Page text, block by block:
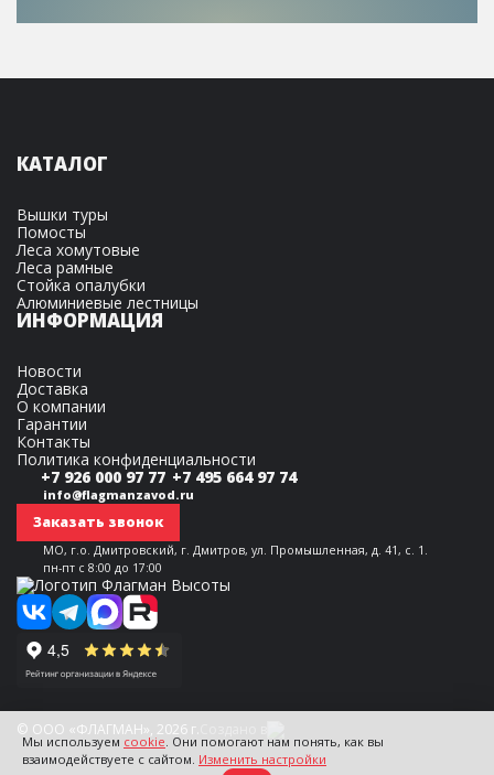
КАТАЛОГ
Вышки туры
Помосты
Леса хомутовые
Леса рамные
Стойка опалубки
Алюминиевые лестницы
ИНФОРМАЦИЯ
Новости
Доставка
О компании
Гарантии
Контакты
Политика конфиденциальности
+7 926 000 97 77 +7 495 664 97 74
info@flagmanzavod.ru
Заказать звонок
МО, г.о. Дмитровский, г. Дмитров, ул. Промышленная, д. 41, с. 1.
пн-пт с 8:00 до 17:00
© ООО «ФЛАГМАН», 2026 г.
Мы используем cookie. Они помогают нам понять, как вы
взаимодействуете с сайтом. Изменить настройки